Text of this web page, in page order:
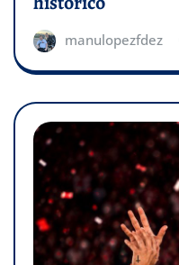
manulopezfdez